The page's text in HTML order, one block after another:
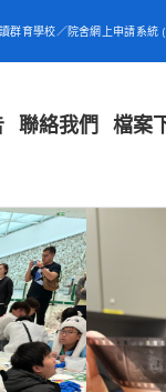
群育學校／院舍網上申請系統
聯絡我們 檔案